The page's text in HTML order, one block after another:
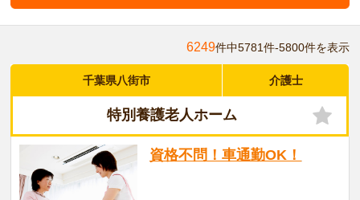
6249件中5781件-5800件を表示
千葉県八街市 介護士
特別養護老人ホーム
資格不問！車通勤OK！